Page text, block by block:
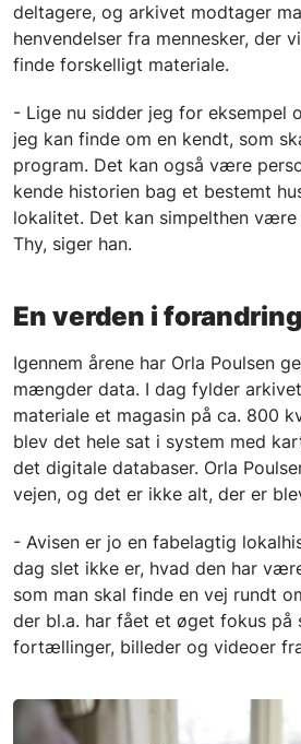
deltagere, og arkivet modtager
henvendelser fra mennesker, der
finde forskelligt materiale.
- Lige nu sidder jeg for eksempel
jeg kan finde om en kendt, som
program. Det kan også være
kende historien bag et bestemt
lokalitet. Det kan simpelthen
Thy, siger han.
En verden i forandring
Igennem årene har Orla Poulsen
mængder data. I dag fylder
materiale et magasin på ca. 800
blev det hele sat i system med
det digitale databaser. Orla
vejen, og det er ikke alt, der er
- Avisen er jo en fabelagtig
dag slet ikke er, hvad den har
som man skal finde en vej rundt
der bl.a. har fået et øget fokus på
fortællinger, billeder og videoer